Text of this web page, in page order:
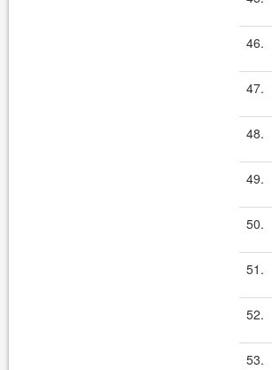
46.
47.
48.
49.
50.
51.
52.
53.